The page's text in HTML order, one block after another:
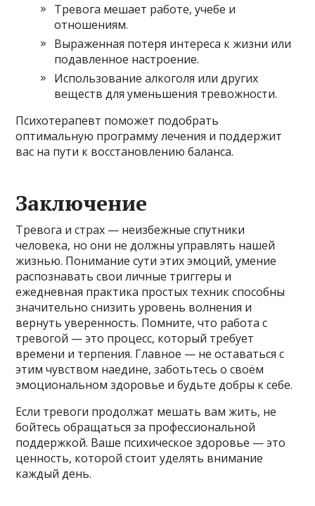
Тревога мешает работе, учебе и
отношениям.
Выраженная потеря интереса к жизни или
подавленное настроение.
Использование алкоголя или других
веществ для уменьшения тревожности.
Психотерапевт поможет подобрать
оптимальную программу лечения и поддержит
вас на пути к восстановлению баланса.
Заключение
Тревога и страх — неизбежные спутники
человека, но они не должны управлять нашей
жизнью. Понимание сути этих эмоций, умение
распознавать свои личные триггеры и
ежедневная практика простых техник способны
значительно снизить уровень волнения и
вернуть уверенность. Помните, что работа с
тревогой — это процесс, который требует
времени и терпения. Главное — не оставаться с
этим чувством наедине, заботьтесь о своём
эмоциональном здоровье и будьте добры к себе.
Если тревоги продолжат мешать вам жить, не
бойтесь обращаться за профессиональной
поддержкой. Ваше психическое здоровье — это
ценность, которой стоит уделять внимание
каждый день.